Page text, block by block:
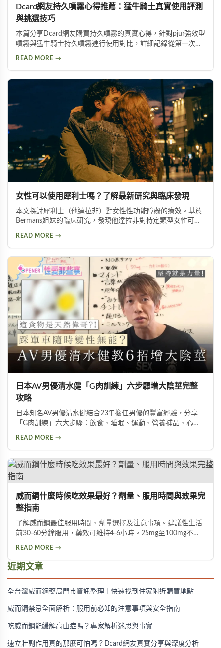
Dcard網友持久噴霧心得推薦：猛牛騎士真實使用評測
與挑選技巧
本篇分享Dcard網友購買持久噴霧的真實心得，針對pjur強效型
噴霧與猛牛騎士持久噴霧進行使用對比，詳細記錄從第一次使
READ MORE →
女性可以使用犀利士嗎？了解最新研究與臨床發現
本文探討犀利士（他達拉非）對女性性功能障礙的療效。基於
Bermans姐妹的臨床研究，發現他達拉非對特定類型女性可改
READ MORE →
日本AV男優清水健「G肉訓練」六步驟增大陰莖完整
攻略
日本知名AV男優清水健結合23年擔任男優的豐富經驗，分享
「G肉訓練」六大步驟：飲食、睡眠、運動、營養補品、心
READ MORE →
威而鋼什麼時候吃效果最好？劑量、服用時間與效果完
整指南
了解威而鋼最佳服用時間、劑量選擇及注意事項。建議性生活
前30-60分鐘服用，藥效可維持4-6小時。25mg至100mg不同
READ MORE →
近期文章
全台灣威而鋼藥局門市資訊整理｜快速找到住家附近購買地點
威而鋼禁忌全面解析：服用前必知的注意事項與安全指南
吃威而鋼能緩解高山症嗎？專家解析迷思與事實
速立壯副作用真的那麼可怕嗎？Dcard網友真實分享與深度分析